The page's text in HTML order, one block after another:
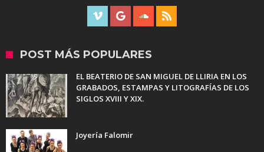
POST MÁS POPULARES
EL BEATERIO DE SAN MIGUEL DE LLIRIA EN LOS
GRABADOS, ESTAMPAS Y LITOGRAFÍAS DE LOS
SIGLOS XVIII Y XIX.
Joyería Falomir